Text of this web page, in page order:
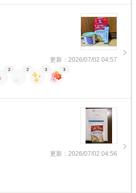
更新：2026/07/02 04:57
2 2 3 3
更新：2026/07/02 04:56